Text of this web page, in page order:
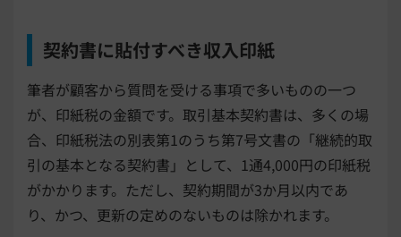
契約書に貼付すべき収入印紙
筆者が顧客から質問を受ける事項で多いものの一つ
が、印紙税の金額です。取引基本契約書は、多くの場
合、印紙税法の別表第1のうち第7号文書の「継続的取
引の基本となる契約書」として、1通4,000円の印紙税
がかかります。ただし、契約期間が3か月以内であ
り、かつ、更新の定めのないものは除かれます。